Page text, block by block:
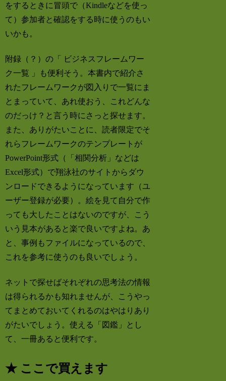
をするときに冒頭で（Kindleなどを使っ
て）参加者と確認をする時に使うのもい
いかも。
附録（？）の「 ビジネスフレームワー
ク一覧 」も便利そう。本書内で紹介さ
れたフレームワークが図入りで一覧にま
とまっていて、あれ使おう、これどんな
のだっけ？と言う時にさっと探せます。
また、ありがたいことに、読者限定でそ
れらフレームワークのテンプレートが
PowerPoint形式（「相関分析」などは
Excel形式）で翔泳社のサイトからダウ
ンロードできるようになっています（ユ
ーザー登録が必要）。絵を見て自分で作
っても大したことはないのですが、こう
いう見本があると楽で良いですよね。あ
と、事例もファイルになっているので、
これを参考に使うのも良いでしょう。
ネットで探せばそれぞれの思考法の情報
は得られるかも知れませんが、こうやっ
てまとめておいてくれるのはやはりあり
がたいでしょう。使える「図鑑」とし
て、一冊あると便利です。
★ ここで買えます